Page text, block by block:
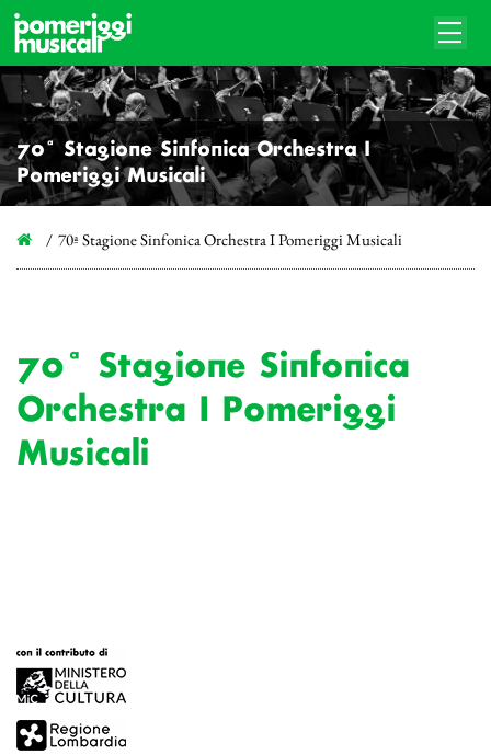
70ª Stagione Sinfonica Orchestra I
Pomeriggi Musicali
70ª Stagione Sinfonica Orchestra I Pomeriggi Musicali
70ª Stagione Sinfonica
Orchestra I Pomeriggi
Musicali